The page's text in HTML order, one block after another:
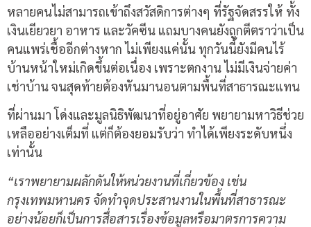
หลายคนไม่สามารถเข้าถึงสวัสดิการต่างๆ ที่รัฐจัดสรรให้ ทั้ง
เงินเยียวยา อาหาร และวัคซีน แถมบางคนยังถูกตีตราว่าเป็น
คนแพร่เชื้ออีกต่างหาก ไม่เพียงแค่นั้น ทุกวันนี้ยังมีคนไร้
บ้านหน้าใหม่เกิดขึ้นต่อเนื่อง เพราะตกงาน ไม่มีเงินจ่ายค่า
เช่าบ้าน จนสุดท้ายต้องหันมานอนตามพื้นที่สาธารณะแทน
ที่ผ่านมา โด่งและมูลนิธิพัฒนาที่อยู่อาศัย พยายามหาวิธีช่วย
เหลืออย่างเต็มที่ แต่ก็ต้องยอมรับว่า ทำได้เพียงระดับหนึ่ง
เท่านั้น
“เราพยายามผลักดันให้หน่วยงานที่เกี่ยวข้อง เช่น
กรุงเทพมหานคร จัดทำจุดประสานงานในพื้นที่สาธารณะ
อย่างน้อยก็เป็นการสื่อสารเรื่องข้อมูลหรือมาตรการความ